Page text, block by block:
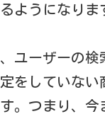
ようになりま
ユーザーの
をしていな
。つまり、